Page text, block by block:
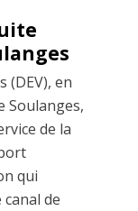
(DEV), en
Soulanges,
de la
qui
de